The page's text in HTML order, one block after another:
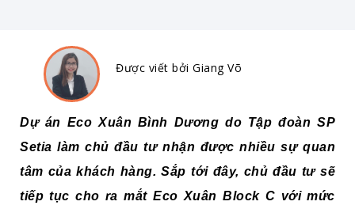
Được viết bởi Giang Võ
Dự án Eco Xuân Bình Dương do Tập đoàn SP
Setia làm chủ đầu tư nhận được nhiều sự quan
tâm của khách hàng. Sắp tới đây, chủ đầu tư sẽ
tiếp tục cho ra mắt Eco Xuân Block C với mức